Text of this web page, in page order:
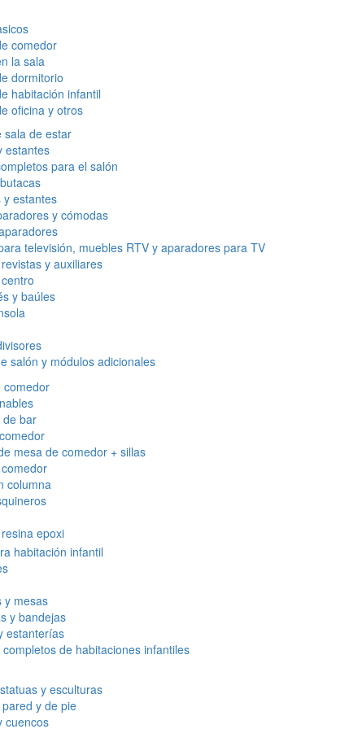
comedor
la sala
dormitorio
habitación infantil
oficina y otros
sala de estar
estantes
para el salón
y estantes
y cómodas
televisión, muebles RTV y aparadores para TV
y auxiliares
y baúles
salón y módulos adicionales
comedor
de bar
mesa de comedor + sillas
columna
epoxi
habitación infantil
y mesas
y bandejas
estanterías
de habitaciones infantiles
y esculturas
y de pie
cuencos